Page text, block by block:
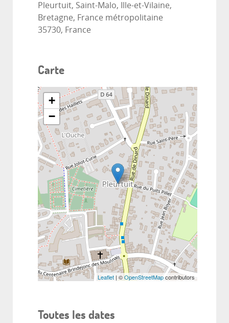
Pleurtuit, Saint-Malo, Ille-et-Vilaine,
Bretagne, France métropolitaine
35730, France
Carte
+
−
Leaflet | ©OpenStreetMapcontributors
Toutes les dates